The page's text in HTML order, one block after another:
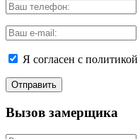
Я согласен с политикой
Вызов замерщика